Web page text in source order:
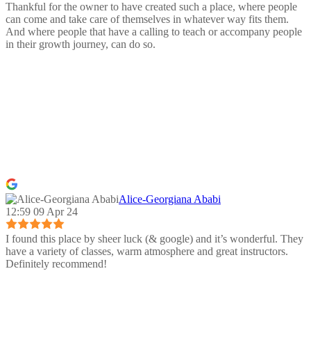
Thankful for the owner to have created such a place, where people
can come and take care of themselves in whatever way fits them.
And where people that have a calling to teach or accompany people
in their growth journey, can do so.
Alice-Georgiana Ababi
12:59 09 Apr 24
I found this place by sheer luck (& google) and it’s wonderful. They
have a variety of classes, warm atmosphere and great instructors.
Definitely recommend!